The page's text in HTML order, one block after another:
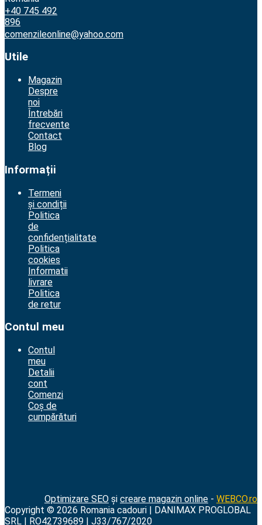
+40 745 492
896
comenzileonline@yahoo.com
Utile
Magazin
Despre
noi
Întrebări
frecvente
Contact
Blog
Informații
Termeni
și condiții
Politica
de
confidențialitate
Politica
cookies
Informatii
livrare
Politica
de retur
Contul meu
Contul
meu
Detalii
cont
Comenzi
Coș de
cumpărături
Optimizare SEO și creare magazin online - WEBCO.ro
Copyright © 2026 Romania cadouri | DANIMAX PROGLOBAL
SRL | RO42739689 | J33/767/2020